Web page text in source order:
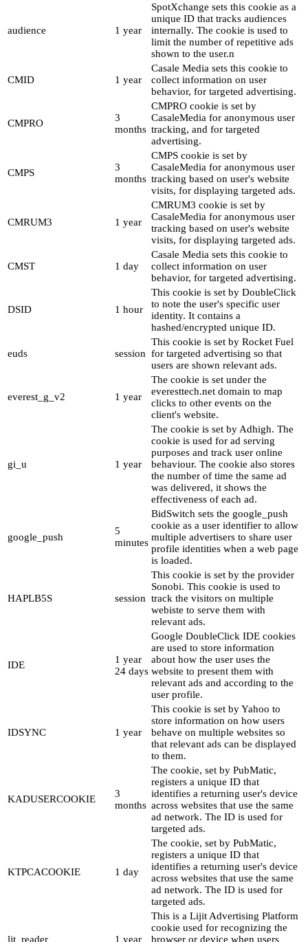
audience 1 year
SpotXchange sets this cookie as a
unique ID that tracks audiences
internally. The cookie is used to
limit the number of repetitive ads
shown to the user.n
CMID 1 year
Casale Media sets this cookie to
collect information on user
behavior, for targeted advertising.
CMPRO
3
months
CMPRO cookie is set by
CasaleMedia for anonymous user
tracking, and for targeted
advertising.
CMPS
3
months
CMPS cookie is set by
CasaleMedia for anonymous user
tracking based on user's website
visits, for displaying targeted ads.
CMRUM3 1 year
CMRUM3 cookie is set by
CasaleMedia for anonymous user
tracking based on user's website
visits, for displaying targeted ads.
CMST 1 day
Casale Media sets this cookie to
collect information on user
behavior, for targeted advertising.
DSID 1 hour
This cookie is set by DoubleClick
to note the user's specific user
identity. It contains a
hashed/encrypted unique ID.
euds session
This cookie is set by Rocket Fuel
for targeted advertising so that
users are shown relevant ads.
everest_g_v2 1 year
The cookie is set under the
everesttech.net domain to map
clicks to other events on the
client's website.
gi_u 1 year
The cookie is set by Adhigh. The
cookie is used for ad serving
purposes and track user online
behaviour. The cookie also stores
the number of time the same ad
was delivered, it shows the
effectiveness of each ad.
google_push
5
minutes
BidSwitch sets the google_push
cookie as a user identifier to allow
multiple advertisers to share user
profile identities when a web page
is loaded.
HAPLB5S session
This cookie is set by the provider
Sonobi. This cookie is used to
track the visitors on multiple
webiste to serve them with
relevant ads.
IDE
1 year
24 days
Google DoubleClick IDE cookies
are used to store information
about how the user uses the
website to present them with
relevant ads and according to the
user profile.
IDSYNC 1 year
This cookie is set by Yahoo to
store information on how users
behave on multiple websites so
that relevant ads can be displayed
to them.
KADUSERCOOKIE
3
months
The cookie, set by PubMatic,
registers a unique ID that
identifies a returning user's device
across websites that use the same
ad network. The ID is used for
targeted ads.
KTPCACOOKIE 1 day
The cookie, set by PubMatic,
registers a unique ID that
identifies a returning user's device
across websites that use the same
ad network. The ID is used for
targeted ads.
ljt_reader 1 year
This is a Lijit Advertising Platform
cookie used for recognizing the
browser or device when users